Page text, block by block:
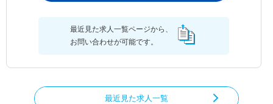
最近見た求人一覧ページから、
お問い合わせが可能です。
最近見た求人一覧